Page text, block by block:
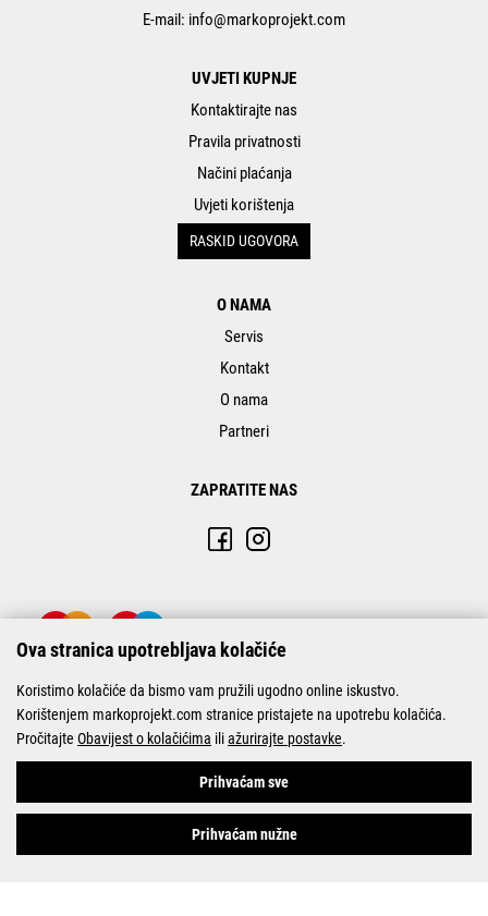
E-mail: info@markoprojekt.com
UVJETI KUPNJE
Kontaktirajte nas
Pravila privatnosti
Načini plaćanja
Uvjeti korištenja
RASKID UGOVORA
O NAMA
Servis
Kontakt
O nama
Partneri
ZAPRATITE NAS
© Marko-Projekt 2026
Ova stranica upotrebljava kolačiće
Koristimo kolačiće da bismo vam pružili ugodno online iskustvo.
Korištenjem markoprojekt.com stranice pristajete na upotrebu kolačića.
Pročitajte Obavijest o kolačićima iliažurirajte postavke.
Prihvaćam sve
Prihvaćam nužne